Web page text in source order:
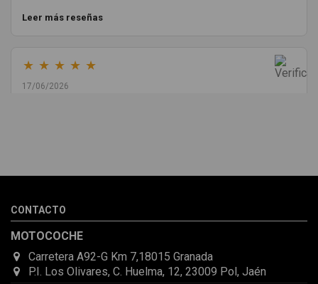
Leer más reseñas
★ ★ ★ ★ ★
17/06/2026
la pieza llegó correcta y bien embalada, además de llegarme 2
CONTACTO
MOTOCOCHE
Carretera A92-G Km 7,18015 Granada
P.I. Los Olivares, C. Huelma, 12, 23009 Pol, Jaén